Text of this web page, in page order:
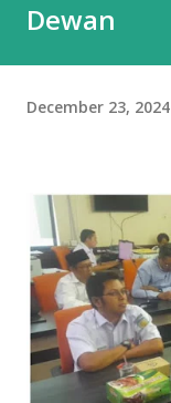
Dewan
December 23, 2024